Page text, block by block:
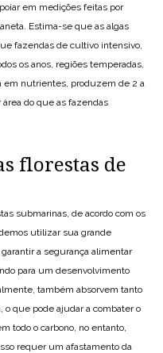
em medições feitas por
Estima-se que as algas
fazendas de cultivo intensivo,
os anos, regiões temperadas,
em nutrientes, produzem de 2 a
área do que as fazendas
florestas de
submarinas, de acordo com os
utilizar sua grande
a segurança alimentar
para um desenvolvimento
também absorvem tanto
o que pode ajudar a combater o
todo o carbono, no entanto,
requer um afastamento da